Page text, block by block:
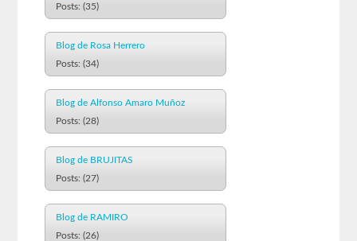
Posts: (35)
Blog de Rosa Herrero
Posts: (34)
Blog de Alfonso Amaro Muñoz
Posts: (28)
Blog de BRUJITAS
Posts: (27)
Blog de RAMIRO
Posts: (26)